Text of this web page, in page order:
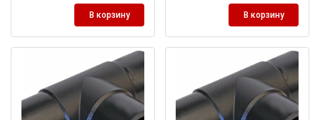
В корзину В корзину